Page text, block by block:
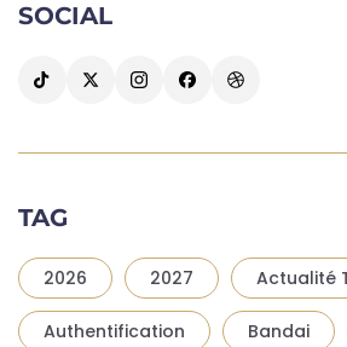
SOCIAL
TAG
2026 2027 Actualité
Authentification Bandai